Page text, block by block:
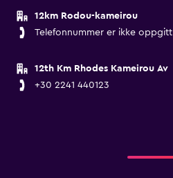
12km Rodou-kameirou
Telefonnummer er ikke oppgitt
12th Km Rhodes Kameirou Av
+30 2241 440123